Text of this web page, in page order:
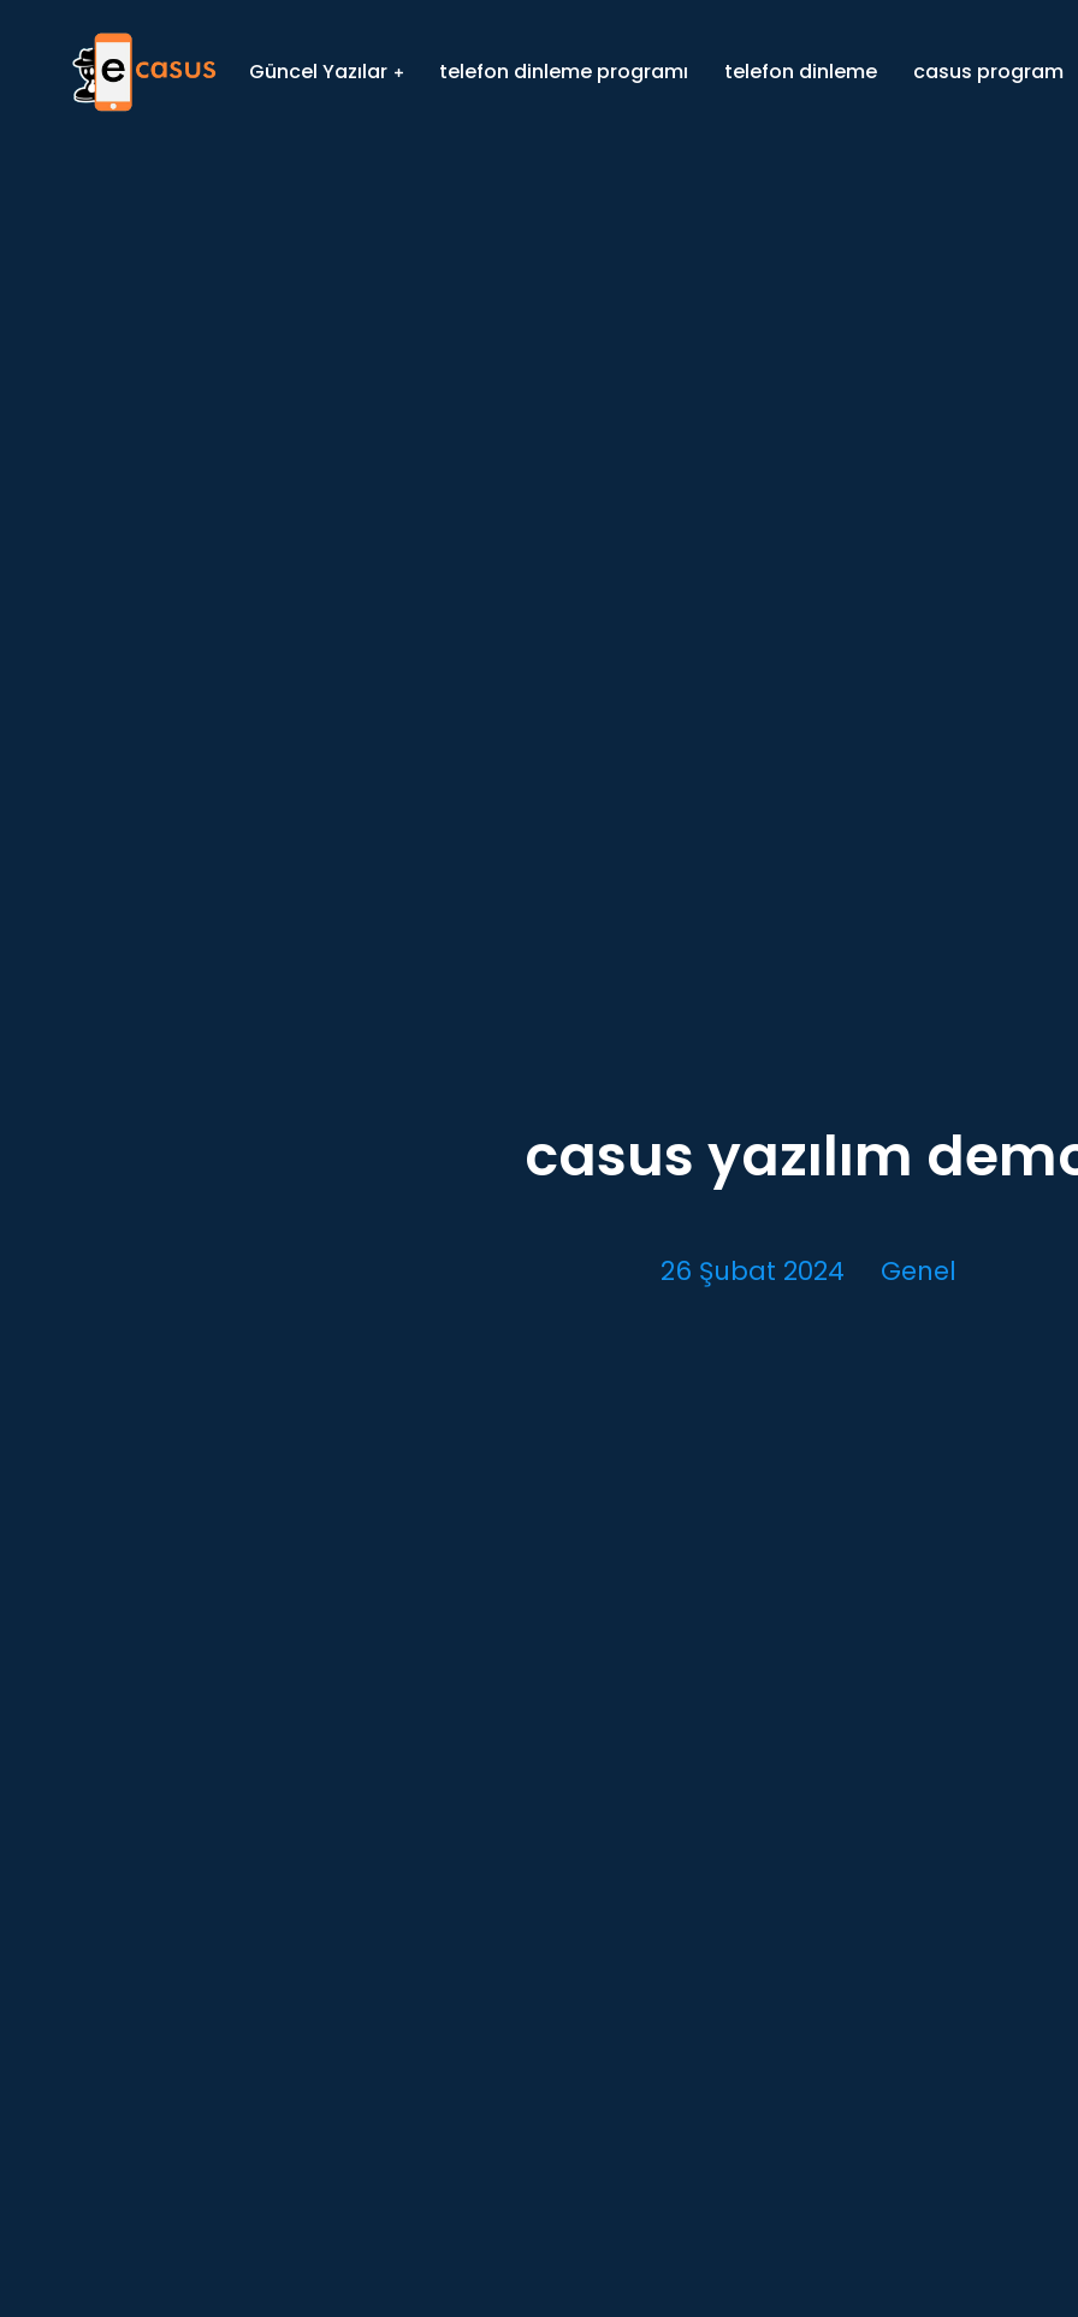
Güncel Yazılar telefon dinleme programı telefon dinleme casus program
casus yazılım
26 Şubat 2024 Genel